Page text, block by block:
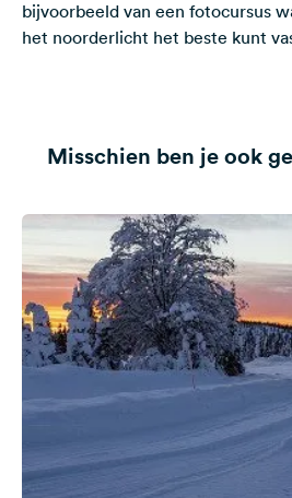
bijvoorbeeld van een fotocursus
het noorderlicht het beste kunt
Misschien ben je ook